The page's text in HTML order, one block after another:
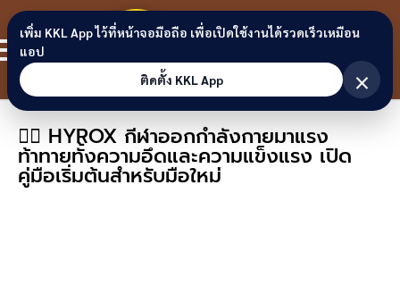
Skip to content
ขอนแก่น
ลิงก์
🏃‍♂️ HYROX กีฬาออกกำลังกายมาแรง
ท้าทายทั้งความอึดและความแข็งแรง เปิด
คู่มือเริ่มต้นสำหรับมือใหม่
เพิ่ม KKL App ไว้ที่หน้าจอมือถือ เพื่อเปิดใช้งานได้รวดเร็วเหมือน
แอป
ติดตั้ง KKL App
×